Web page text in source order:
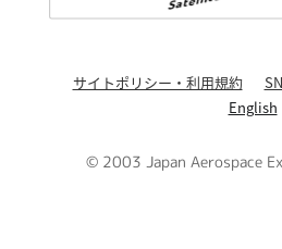
サイトポリシー・利用規約
English
© 2003 Japan Aerospace